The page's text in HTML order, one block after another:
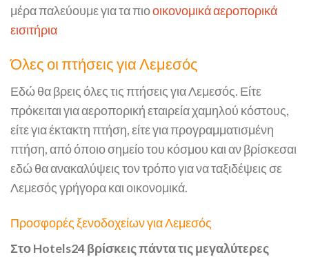
μέρα παλεύουμε για τα πιοοικονομικά αεροπορικά
εισιτήρια
Όλες οι πτήσεις για Λεμεσός
Εδώ θα βρεις όλες τις πτήσεις για Λεμεσός. Είτε
πρόκειται για αεροπορική εταιρεία χαμηλού κόστους,
είτε για έκτακτη πτήση, είτε για προγραμματισμένη
πτήση, από όποιο σημείο του κόσμου και αν βρίσκεσαι
εδώ θα ανακαλύψεις τον τρόπο για να ταξιδέψεις σε
Λεμεσός γρήγορα και οικονομικά.
Προσφορές ξενοδοχείων για Λεμεσός
Στο Hotels24 βρίσκεις πάντα τις μεγαλύτερες